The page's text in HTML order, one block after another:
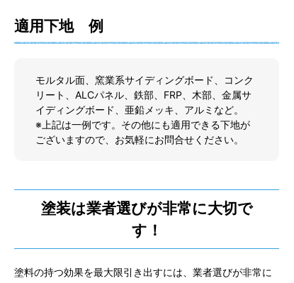
適用下地 例
モルタル面、窯業系サイディングボード、コンク
リート、ALCパネル、鉄部、FRP、木部、金属サ
イディングボード、亜鉛メッキ、アルミなど。
※上記は一例です。その他にも適用できる下地が
ございますので、お気軽にお問合せください。
塗装は業者選びが非常に大切で
す！
塗料の持つ効果を最大限引き出すには、業者選びが非常に